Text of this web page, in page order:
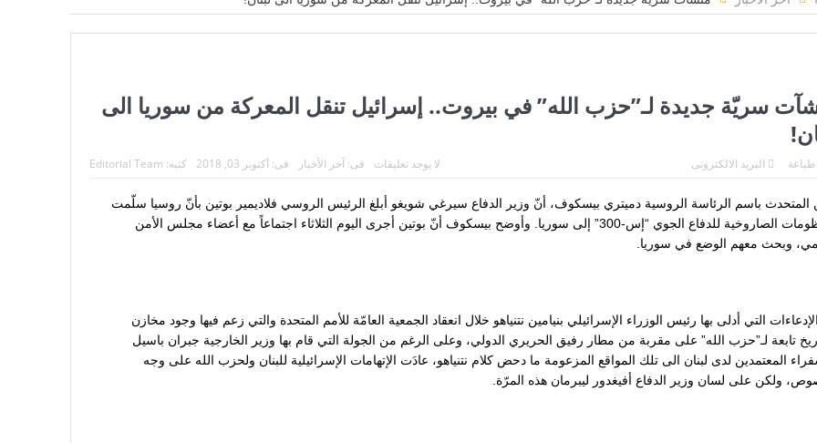
لاندو نوريس ينهي انتظاراً دام ٨ أشهر… ويُعيد مكلارين إلى منصة الانتصار في سباق المجر خطيرة جديدة…
من النار
سريّة جديدة لـ”حزب الله” في بيروت.. إسرائيل تنقل المعركة من سوريا الى
كتبه: Editorial Team فى: أكتوبر 03, 2018 فى:آخر الأخبار لا يوجد تعليقات طباعة البريد الالكترونى
المتحدث باسم الرئاسة الروسية دميتري بيسكوف، أنّ وزير الدفاع سيرغي شويغو أبلغ الرئيس الروسي فلاديمير بوتين بأنّ روسيا سلّمت
المنظومات الصاروخية للدفاع الجوي “إس-300” إلى سوريا. وأوضح بيسكوف أنّ بوتين أجرى اليوم الثلاثاء اجتماعاً مع أعضاء مجلس الأمن
وبحث معهم الوضع في سوريا.
التي أدلى بها رئيس الوزراء الإسرائيلي بنيامين نتنياهو خلال انعقاد الجمعية العامّة للأمم المتحدة والتي زعم فيها وجود مخازن
تابعة لـ”حزب الله” على مقربة من مطار رفيق الحريري الدولي، وعلى الرغم من الجولة التي قام بها وزير الخارجية جبران باسيل
المعتمدين لدى لبنان الى تلك المواقع المزعومة ما دحض كلام نتنياهو، عادَت الإتهامات الإسرائيلية ل‍لبنان ولحزب الله على وجه
ولكن على لسان وزير الدفاع أفيغدور ليبرمان هذه المرّة.